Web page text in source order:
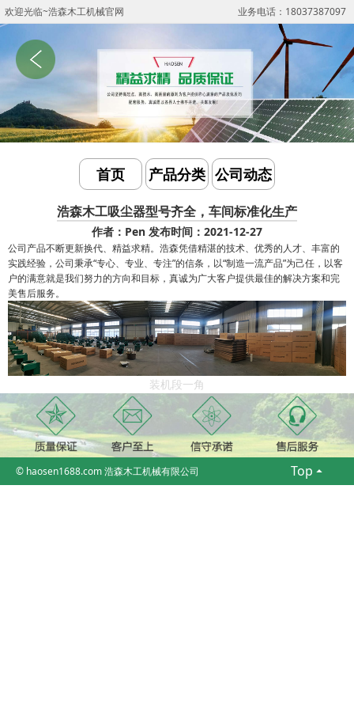
欢迎光临~浩森木工机械官网 业务电话：18037387097
首页 产品分类 公司动态
浩森木工吸尘器型号齐全，车间标准化生产
作者：Pen 发布时间：2021-12-27
公司产品不断更新换代、精益求精。浩森凭借精湛的技术、优秀的人才、丰富的
实践经验，公司秉承“专心、专业、专注”的信条，以“制造一流产品”为己任，以客
户的满意就是我们努力的方向和目标，真诚为广大客户提供最佳的解决方案和完
美售后服务。
装机段一角
© haosen1688.com 浩森木工机械有限公司 Top 